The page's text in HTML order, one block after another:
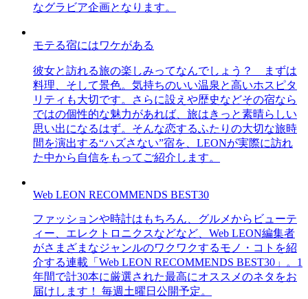
なグラビア企画となります。
モテる宿にはワケがある
彼女と訪れる旅の楽しみってなんでしょう？ まずは
料理、そして景色。気持ちのいい温泉と高いホスピタ
リティも大切です。さらに設えや歴史などその宿なら
ではの個性的な魅力があれば、旅はきっと素晴らしい
思い出になるはず。そんな恋するふたりの大切な旅時
間を演出する“ハズさない”宿を、LEONが実際に訪れ
た中から自信をもってご紹介します。
Web LEON RECOMMENDS BEST30
ファッションや時計はもちろん、グルメからビューテ
ィー、エレクトロニクスなどなど、Web LEON編集者
がさまざまなジャンルのワクワクするモノ・コトを紹
介する連載「Web LEON RECOMMENDS BEST30」。1
年間で計30本に厳選された最高にオススメのネタをお
届けします！ 毎週土曜日公開予定。